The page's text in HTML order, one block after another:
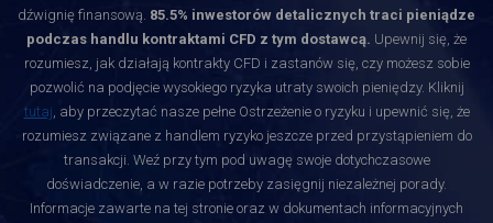
dźwignię finansową. 85.5% inwestorów detalicznych traci pieniądze
podczas handlu kontraktami CFD z tym dostawcą. Upewnij się, że
rozumiesz, jak działają kontrakty CFD i zastanów się, czy możesz sobie
pozwolić na podjęcie wysokiego ryzyka utraty swoich pieniędzy. Kliknij
tutaj, aby przeczytać nasze pełne Ostrzeżenie o ryzyku i upewnić się, że
rozumiesz związane z handlem ryzyko jeszcze przed przystąpieniem do
transakcji. Weź przy tym pod uwagę swoje dotychczasowe
doświadczenie, a w razie potrzeby zasięgnij niezależnej porady.
Informacje zawarte na tej stronie oraz w dokumentach informacyjnych